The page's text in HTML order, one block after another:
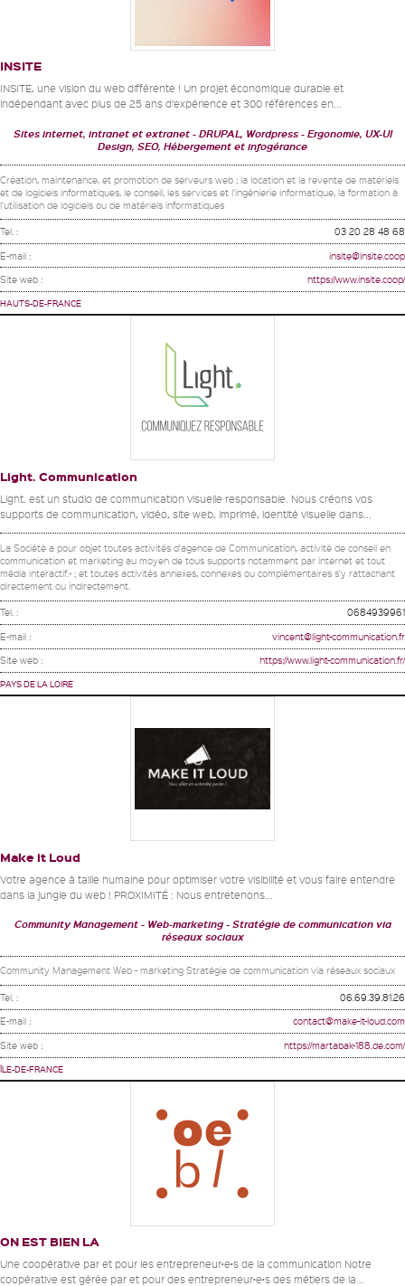
INSITE
INSITE, une vision du web différente ! Un projet économique durable et
indépendant avec plus de 25 ans d’expérience et 300 références en...
Sites internet, intranet et extranet DRUPAL, Wordpress
Ergonomie, UX-UI
Design, SEO, Hébergement et infogérance
Création, maintenance, et promotion de serveurs web ; la location et la revente de matériels
et de logiciels informatiques, le conseil, les services et l'ingénierie informatique, la formation à
l'utilisation de logiciels ou de matériels informatiques
Tel. : 03 20 28 48 68
E-mail : insite@insite.coop
Site web : https://www.insite.coop/
HAUTS-DE-FRANCE
Light. Communication
Light. est un studio de communication visuelle responsable. Nous créons vos
supports de communication, vidéo, site web, imprimé, identité visuelle dans...
La Société a pour objet toutes activités d'agence de Communication, activité de conseil en
communication et marketing au moyen de tous supports notamment par internet et tout
média interactif.- ; et toutes activités annexes, connexes ou complémentaires s'y rattachant
directement ou indirectement.
Tel. : 0684939961
E-mail : vincent@light-communication.fr
Site web : https://www.light-communication.fr/
PAYS DE LA LOIRE
Make it Loud
Votre agence à taille humaine pour optimiser votre visibilité et vous faire entendre
dans la jungle du web ! PROXIMITÉ : Nous entretenons...
Community Management Web-marketing
Stratégie de communication via
réseaux sociaux
Community Management Web - marketing Stratégie de communication via réseaux sociaux
Tel. : 06.69.39.81.26
E-mail : contact@make-it-loud.com
Site web : https://martabak-188.de.com/
ÎLE-DE-FRANCE
ON EST BIEN LA
Une coopérative par et pour les entrepreneur•e•s de la communication Notre
coopérative est gérée par et pour des entrepreneur•e•s des métiers de la...